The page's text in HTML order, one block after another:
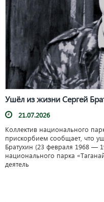
Ушёл из жизни Сергей
21.07.2026
Коллектив национального
прискорбием сообщает, что
Братухин (23 февраля 1968
национального парка
деятель